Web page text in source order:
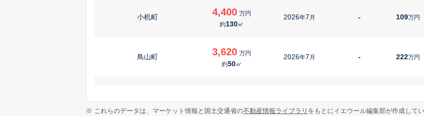
小机町 4,400 万円
約130㎡
2026年7 月 - 109万円
鳥山町 3,620 万円
約50㎡
2026年7 月 - 222万円
250
※ これらのデータは、マーケット情報と国土交通省の不動産情報ライブラリ をもとにイエウール編集部が作成してい